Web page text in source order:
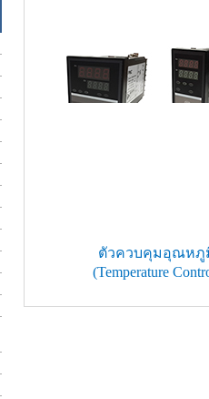
ตัวควบคุมอุณหภู
(Temperature